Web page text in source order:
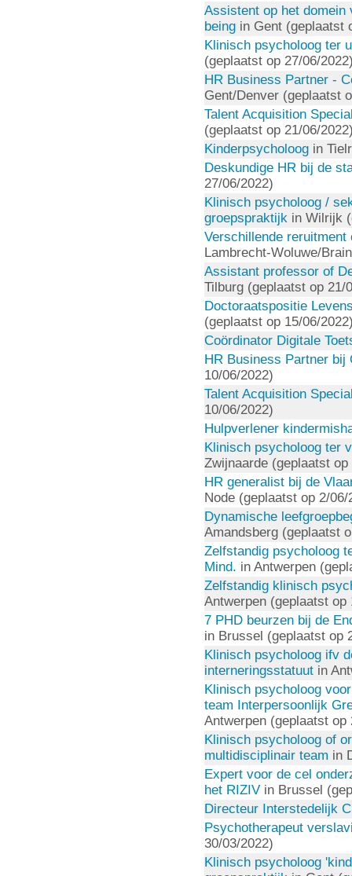
Assistent op het domein
being in Gent (geplaatst
Klinisch psycholoog ter
(geplaatst op 27/06/
HR Business Partner -
Gent/Denver (geplaatst
Talent Acquisition
(geplaatst op 21/06/
Kinderpsycholoog in
Deskundige HR bij de
27/06/2022)
Klinisch psycholoog /
groepspraktijk in Wilrijk
Verschillende
Lambrecht-Woluwe/
Assistant professor of
Tilburg (geplaatst op 21/
Doctoraatspositie
(geplaatst op 15/06/
Coördinator Digitale
HR Business Partner bij
10/06/2022)
Talent Acquisition
10/06/2022)
Hulpverlener
Klinisch psycholoog ter
Zwijnaarde (geplaatst op
HR generalist bij de
Node (geplaatst op 2/06/
Dynamische
Amandsberg (geplaatst
Zelfstandig psycholoog
Mind. in Antwerpen
Zelfstandig klinisch
Antwerpen (geplaatst op
7 PHD beurzen bij de
in Brussel (geplaatst op
Klinisch psycholoog ifv
interneringsstatuut in
Klinisch psycholoog
team Interpersoonlijk
Antwerpen (geplaatst op
Klinisch psycholoog of
multidisciplinair team in
Expert voor de cel
het RIZIV in Brussel
Directeur Interstedelijk
Psychotherapeut
30/03/2022)
Klinisch psycholoog